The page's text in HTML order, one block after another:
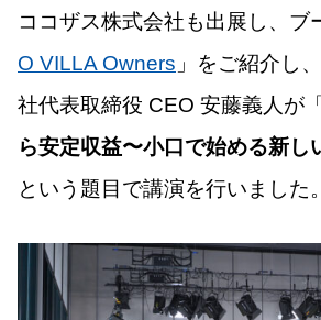
ココザス株式会社も出展し、ブ
O VILLA Owners 」をご紹介し
社代表取締役 CEO 安藤義人が「
ら安定収益〜小口で始める新し
という題目で講演を行いました。